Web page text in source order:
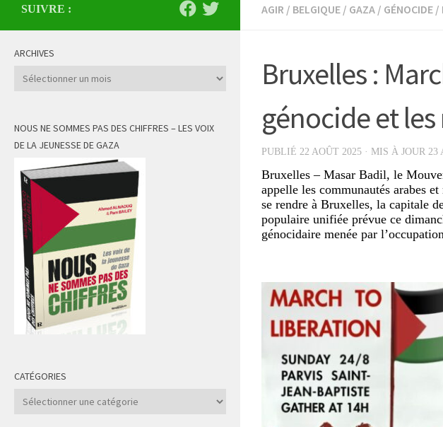
AGIR / BELGIQUE / GAZA / GÉNOCIDE /
Bruxelles :
génocide et les
PUBLIÉ 22 AOÛT 2025 · MIS À JOUR 23
Bruxelles – Masar Badil, le
appelle les communautés arabes
se rendre à Bruxelles, la capitale
populaire unifiée prévue ce
génocidaire menée par
SUIVRE :
ARCHIVES
Archives
NOUS NE SOMMES PAS DES CHIFFRES – LES VOIX
DE LA JEUNESSE DE GAZA
CATÉGORIES
Catégories